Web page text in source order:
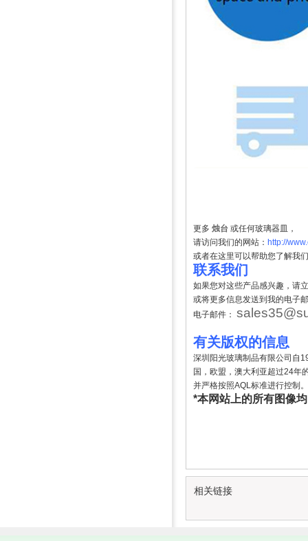
更多 烛台 或任何玻璃器皿，
请访问我们的网站： http://
或者在这里可以帮助您了解我
联系我们
如果您对这些产品感兴趣，请
或将更多信息发送到我的电子
电子邮件：
有关版权的信息
深圳阳光玻璃制品有限公司自
国，欧盟，澳大利亚超过24年
并严格按照AQL标准进行控制
*本网站上的所有图像
相关链接